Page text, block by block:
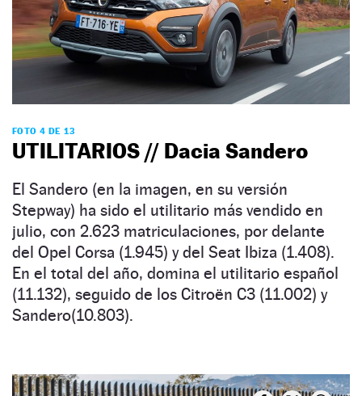
FOTO 4 DE 13
UTILITARIOS // Dacia Sandero
El Sandero (en la imagen, en su versión
Stepway) ha sido el utilitario más vendido en
julio, con 2.623 matriculaciones, por delante
del Opel Corsa (1.945) y del Seat Ibiza (1.408).
En el total del año, domina el utilitario español
(11.132), seguido de los Citroën C3 (11.002) y
Sandero(10.803).